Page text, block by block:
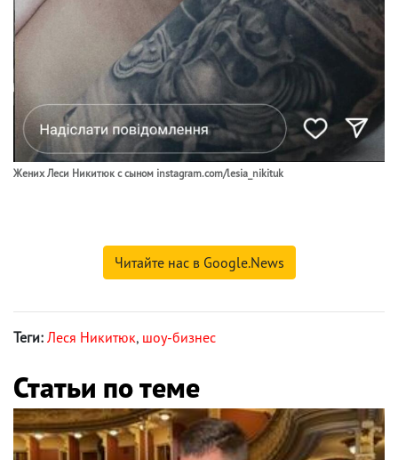
Жених Леси Никитюк с сыном instagram.com/lesia_nikituk
Читайте нас в Google.News
Теги: Леся Никитюк, шоу-бизнес
Статьи по теме